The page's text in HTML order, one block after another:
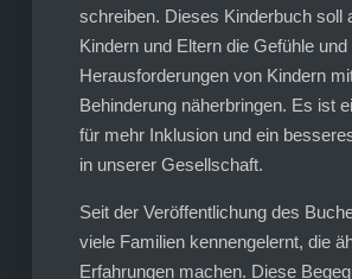
schreiben. Dieses Kinderbuch soll
Kindern und Eltern die Gefühle und
Herausforderungen von Kindern
Behinderung näherbringen. Es ist
für mehr Inklusion und ein
in unserer Gesellschaft.
Seit der Veröffentlichung des
viele Familien kennengelernt, die
Erfahrungen machen. Diese